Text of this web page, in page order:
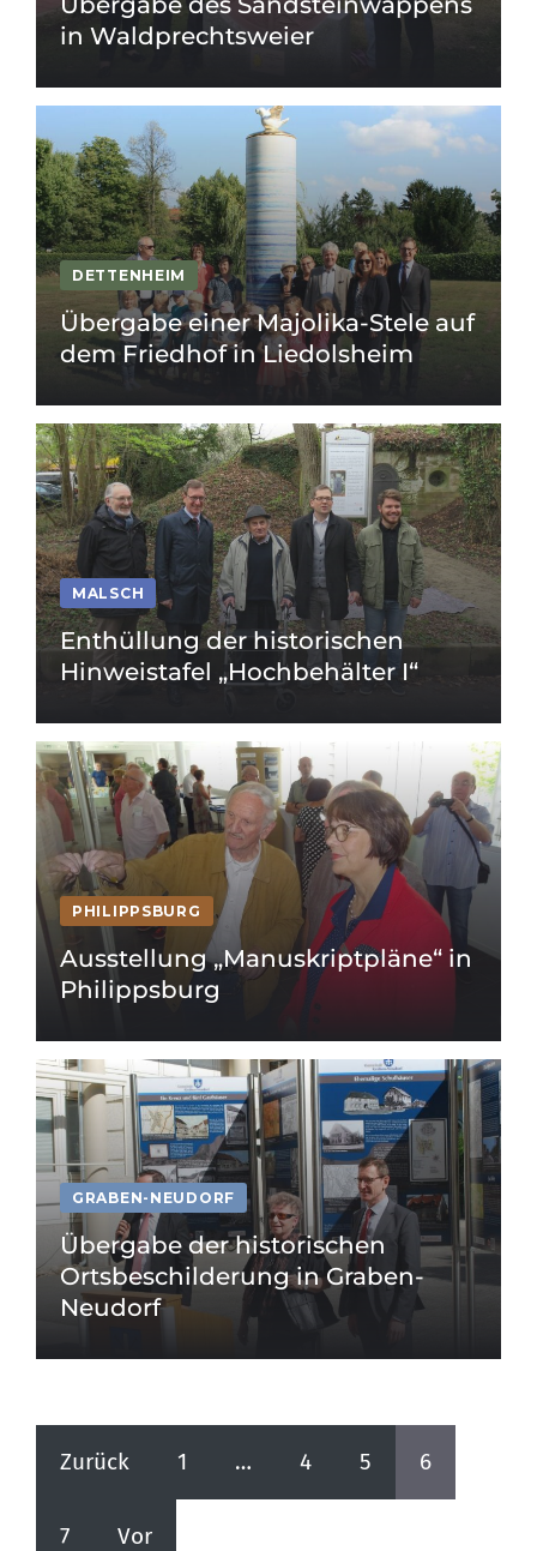
in Waldprechtsweier
DETTENHEIM
Übergabe einer Majolika-Stele auf
dem Friedhof in Liedolsheim
MALSCH
Enthüllung der historischen
Hinweistafel „Hochbehälter I“
PHILIPPSBURG
Ausstellung „Manuskriptpläne“ in
Philippsburg
GRABEN-NEUDORF
Übergabe der historischen
Ortsbeschilderung in Graben-
Neudorf
Zurück 1 … 4 5 6
7 Vor